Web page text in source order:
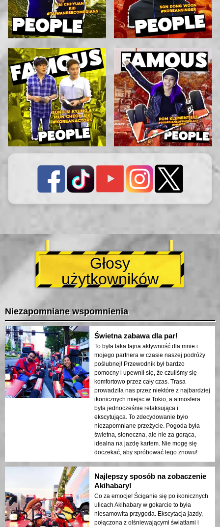
Głosy
użytkowników
Niezapomniane wspomnienia
Świetna zabawa dla par!
To była taka fajna aktywność dla mnie i
mojego partnera w czasie naszej podróży
poślubnej! Przewodnik był bardzo
pomocny i upewnił się, że czuliśmy się
komfortowo przez cały czas. Trasa
prowadziła nas przez niektóre z najbardziej
ikonicznych miejsc w Tokio, a atmosfera
była jednocześnie relaksująca i
ekscytująca. To zdecydowanie było
niezapomniane przeżycie. Pogoda była
świetna, słoneczna, ale nie za gorąca,
idealna na jazdę kartem. Nie mogę się
doczekać, aby spróbować tego znowu!
Najlepszy sposób na zobaczenie
Akihabary!
Co za emocje! Ściganie się po ikonicznych
ulicach Akihabary w gokarcie to była
niesamowita przygoda. Ekscytacja jazdy,
połączona z olśniewającymi światłami i